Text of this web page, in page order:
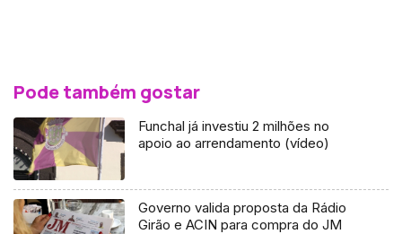
Pode também gostar
Funchal já investiu 2 milhões no
apoio ao arrendamento (vídeo)
Governo valida proposta da Rádio
Girão e ACIN para compra do JM